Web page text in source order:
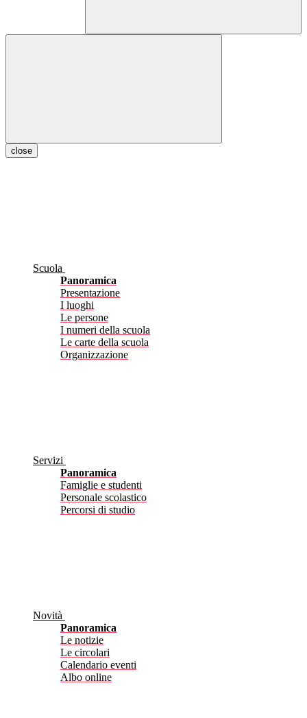
close
Scuola
Panoramica
Presentazione
I luoghi
Le persone
I numeri della scuola
Le carte della scuola
Organizzazione
Servizi
Panoramica
Famiglie e studenti
Personale scolastico
Percorsi di studio
Novità
Panoramica
Le notizie
Le circolari
Calendario eventi
Albo online